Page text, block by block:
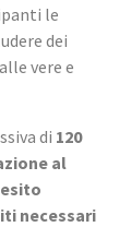
le
dei
vere e
di 120
al
necessari